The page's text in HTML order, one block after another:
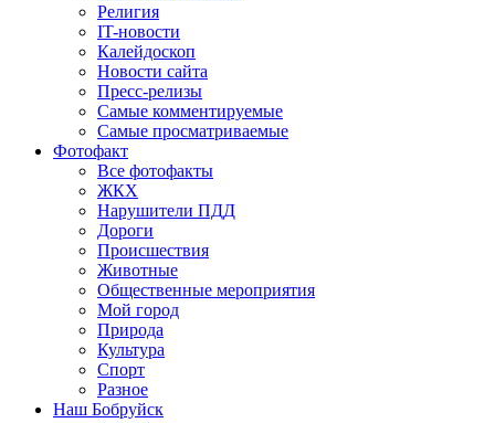
Религия
IT-новости
Калейдоскоп
Новости сайта
Пресс-релизы
Самые комментируемые
Самые просматриваемые
Фотофакт
Все фотофакты
ЖКХ
Нарушители ПДД
Дороги
Происшествия
Животные
Общественные мероприятия
Мой город
Природа
Культура
Спорт
Разное
Наш Бобруйск